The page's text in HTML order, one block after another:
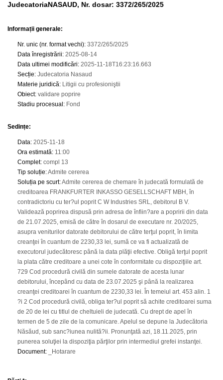
JudecatoriaNASAUD, Nr. dosar: 3372/265/2025
Informații generale:
Nr. unic (nr. format vechi): 3372/265/2025
Data înregistrării: 2025-08-14
Data ultimei modificări: 2025-11-18T16:23:16.663
Secție: Judecatoria Nasaud
Materie juridică: Litigii cu profesioniştii
Obiect: validare poprire
Stadiu procesual : Fond
Sedințe:
Data: 2025-11-18
Ora estimată: 11:00
Complet: compl 13
Tip soluție:Admite cererea
Soluția pe scurt:Admite cererea de chemare în judecată formulată de
creditoarea FRANKFURTER INKASSO GESELLSCHAFT MBH, în
contradictoriu cu ter?ul poprit C W Industries SRL, debitorul B V.
Validează poprirea dispusă prin adresa de înfiin?are a popririi din data
de 21.07.2025, emisă de către în dosarul de executare nr. 20/2025,
asupra veniturilor datorate debitorului de către terţul poprit, în limita
creanţei în cuantum de 2230,33 lei, sumă ce va fi actualizată de
executorul judecătoresc până la data plăţii efective. Obligă terţul poprit
la plata către creditoare a unei cote în conformitate cu dispoziţiile art.
729 Cod procedură civilă din sumele datorate de acesta lunar
debitorului, începând cu data de 23.07.2025 şi până la realizarea
creanţei creditoarei în cuantum de 2230,33 lei. În temeiul art. 453 alin. 1
?i 2 Cod procedură civilă, obliga ter?ul poprit să achite creditoarei suma
de 20 de lei cu titlul de cheltuieli de judecată. Cu drept de apel în
termen de 5 de zile de la comunicare. Apelul se depune la Judecătoria
Năsăud, sub sanc?iunea nulită?ii. Pronunţată azi, 18.11.2025, prin
punerea soluţiei la dispoziţia părţilor prin intermediul grefei instanţei.
Document: _Hotarare